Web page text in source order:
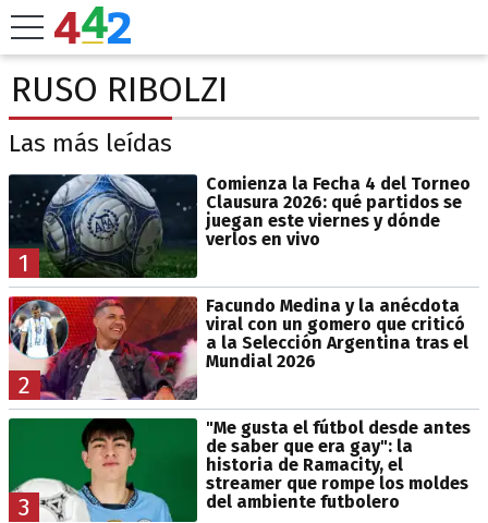
RUSO RIBOLZI
Las más leídas
1
Comienza la Fecha 4 del Torneo
Clausura 2026: qué partidos se
juegan este viernes y dónde
verlos en vivo
2
Facundo Medina y la anécdota
viral con un gomero que criticó
a la Selección Argentina tras el
Mundial 2026
3
"Me gusta el fútbol desde antes
de saber que era gay": la
historia de Ramacity, el
streamer que rompe los moldes
del ambiente futbolero